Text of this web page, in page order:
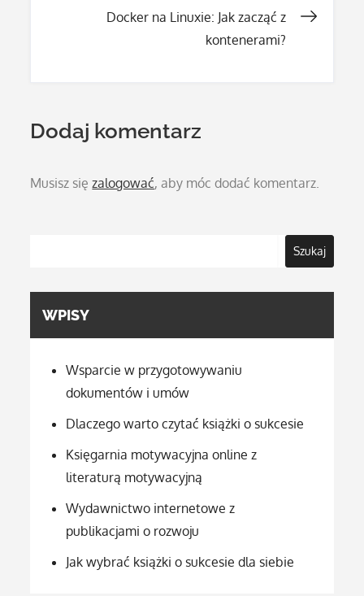
Docker na Linuxie: Jak zacząć z
kontenerami?
Dodaj komentarz
Musisz sięzalogować, aby móc dodać komentarz.
Szukaj
WPISY
Wsparcie w przygotowywaniu
dokumentów i umów
Dlaczego warto czytać książki o sukcesie
Księgarnia motywacyjna online z
literaturą motywacyjną
Wydawnictwo internetowe z
publikacjami o rozwoju
Jak wybrać książki o sukcesie dla siebie